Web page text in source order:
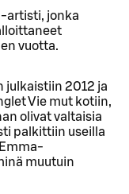
artisti, jonka
vuotta.
julkaistiin 2012 ja
Vie mut kotiin,
olivat valtaisia
palkittiin useilla
muutuin